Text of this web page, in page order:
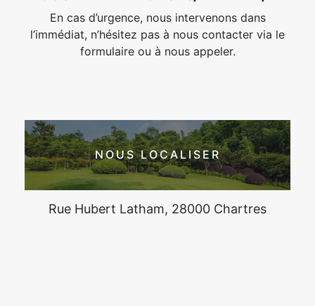
En cas d’urgence, nous intervenons dans
l’immédiat, n’hésitez pas à nous contacter via le
formulaire ou à nous appeler.
NOUS LOCALISER
Rue Hubert Latham, 28000 Chartres